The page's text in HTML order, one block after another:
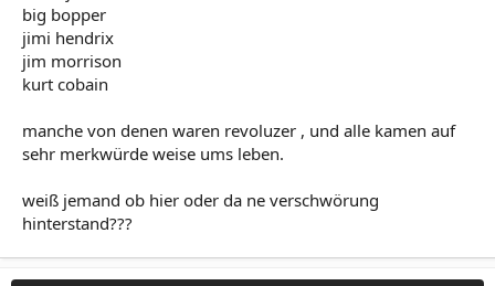
big bopper
jimi hendrix
jim morrison
kurt cobain
manche von denen waren revoluzer , und alle kamen auf
sehr merkwürde weise ums leben.
weiß jemand ob hier oder da ne verschwörung
hinterstand???